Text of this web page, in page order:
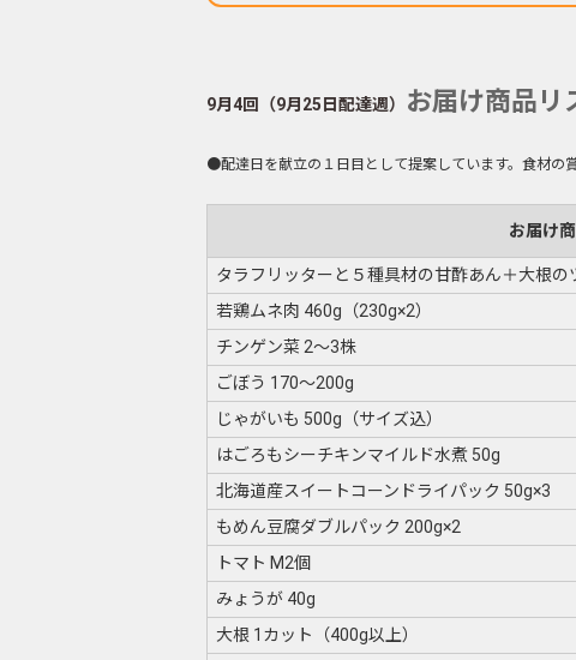
9月4回（9月25日配達週） お届け商品リ
●配達日を献立の１日目として提案しています。食材の
お届け
タラフリッターと５種具材の甘酢あん＋大根の
若鶏ムネ肉 460g（230g×2）
チンゲン菜 2～3株
ごぼう 170〜200g
じゃがいも 500g（サイズ込）
はごろもシーチキンマイルド水煮 50g
北海道産スイートコーンドライパック 50g×3
もめん豆腐ダブルパック 200g×2
トマト M2個
みょうが 40g
大根 1カット（400g以上）